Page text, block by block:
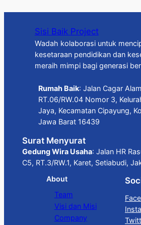
Sisi Baik Project
Wadah kolaborasi untuk
kesetaraan pendidikan dan
meraih mimpi bagi generasi
Rumah Baik: Jalan Cagar
RT.06/RW.04 Nomor 3,
Jaya, Kecamatan Cipayung,
Jawa Barat 16439
Surat Menyurat
Gedung Wira Usaha: Jalan HR
C5, RT.3/RW.1, Karet, Setiabudi,
About
Team
Visi dan Misi
Company